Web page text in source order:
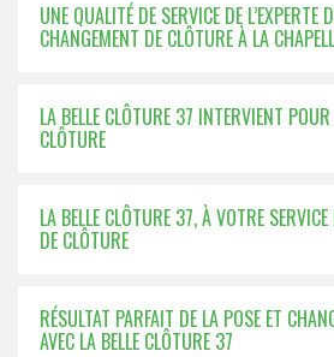
UNE QUALITÉ DE SERVICE DE L’EXPERTE
CHANGEMENT DE CLÔTURE À LA
LA BELLE CLÔTURE 37 INTERVIENT
CLÔTURE
LA BELLE CLÔTURE 37, À VOTRE
DE CLÔTURE
RÉSULTAT PARFAIT DE LA POSE ET
AVEC LA BELLE CLÔTURE 37